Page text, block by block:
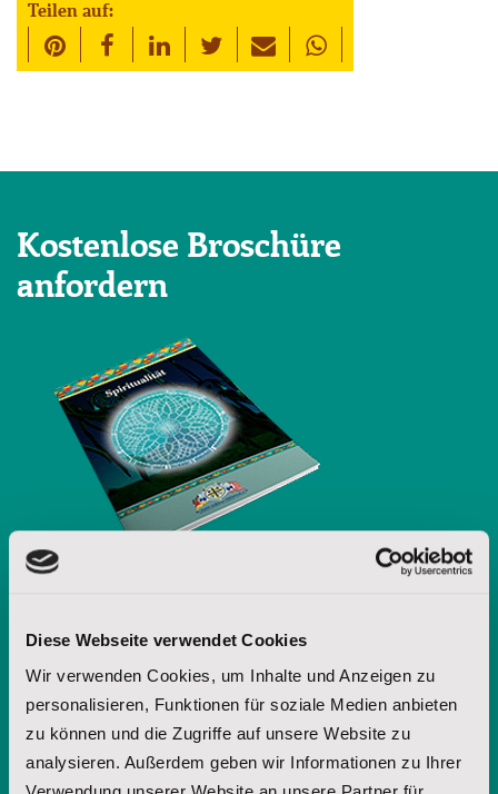
Diese Webseite verwendet Cookies
Wir verwenden Cookies, um Inhalte und Anzeigen zu
personalisieren, Funktionen für soziale Medien anbieten
zu können und die Zugriffe auf unsere Website zu
analysieren. Außerdem geben wir Informationen zu Ihrer
Teilen auf:
Kostenlose Broschüre
anfordern
Möchten Sie weitere Informationen
über die Lakota-Spiritualität? Fordern
Sie unsere Broschüre an.